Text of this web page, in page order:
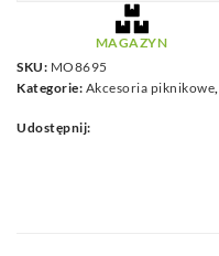
MAGAZYN
SKU: MO8695
Kategorie: Akcesoria piknikowe,
Udostępnij: